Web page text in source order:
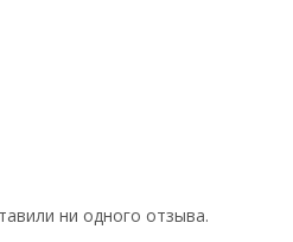
ни одного отзыва.